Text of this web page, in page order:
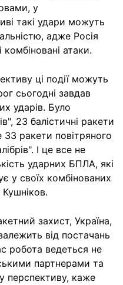
у
такі удари можуть
адже Росія
атаки.
ці події можуть
сьогодні завдав
ударів. Було
23 балістичні ракети
ракети повітряного
І це все не
ударних БПЛА, які
у своїх комбінованих
Кушніков.
захист, Україна,
від постачань
робота ведеться не
партнерами та
перспективу, каже